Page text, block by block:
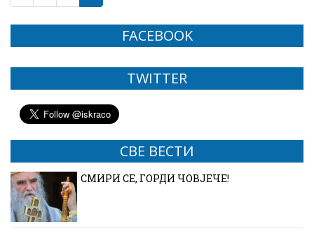
FACEBOOK
TWITTER
СВЕ ВЕСТИ
СМИРИ СЕ, ГОРДИ ЧОВЈЕЧЕ!